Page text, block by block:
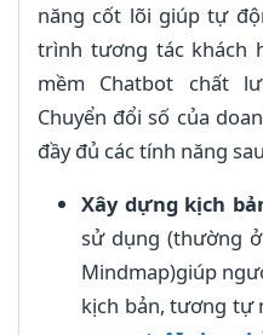
năng cốt lõi giúp tự
trình tương tác khách
mềm Chatbot chất
Chuyển đổi số của
đầy đủ các tính năng
Xây dựng kịch
sử dụng (thường
Mindmap)giúp
kịch bản, tương tự